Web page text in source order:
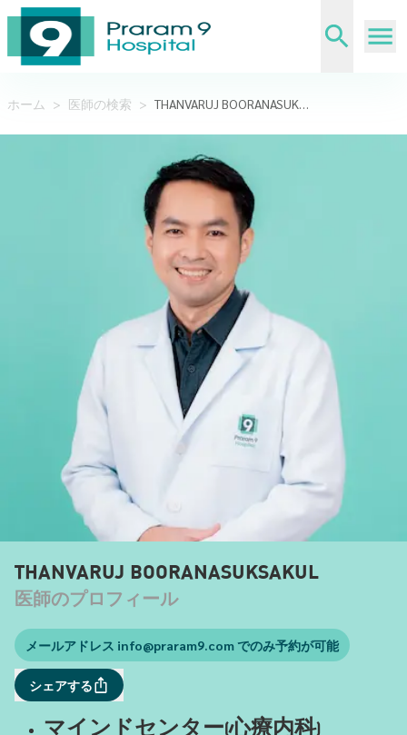
ホーム > 医師の検索 > THANVARUJ BOORANASUKSAKUL
THANVARUJ BOORANASUKSAKUL
医師のプロフィール
メールアドレス info@praram9.comでのみ予約が可能
シェアする